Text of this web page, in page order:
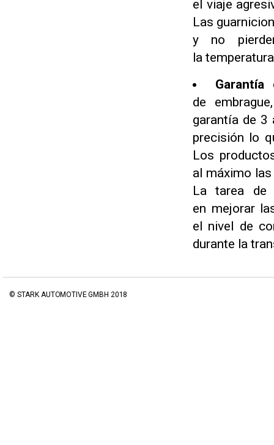
el viaje
Las
y no
la
Garantía
de
garantía de 3
precisión lo
Los
al máximo
La tarea de
en mejorar
el nivel de
durante la
© STARK AUTOMOTIVE GMBH 2018